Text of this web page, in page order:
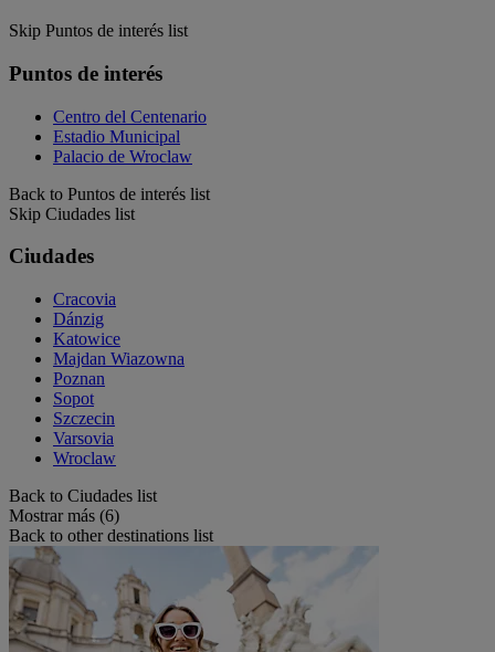
Skip Puntos de interés list
Puntos de interés
Centro del Centenario
Estadio Municipal
Palacio de Wroclaw
Back to Puntos de interés list
Skip Ciudades list
Ciudades
Cracovia
Dánzig
Katowice
Majdan Wiazowna
Poznan
Sopot
Szczecin
Varsovia
Wroclaw
Back to Ciudades list
Mostrar más (6)
Back to other destinations list